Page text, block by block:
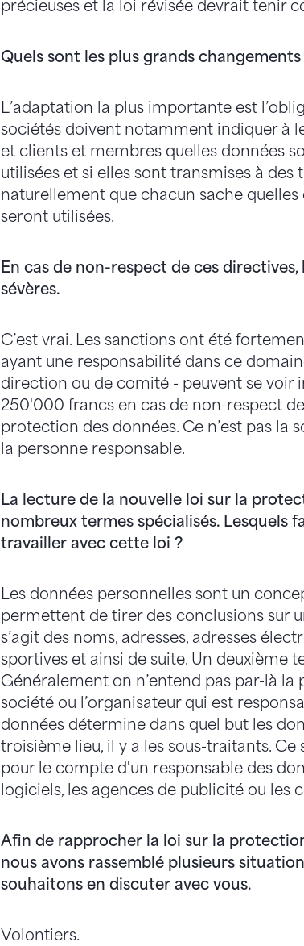
précieuses et la loi révisée devrait tenir
Quels sont les plus grands
L’adaptation la plus importante est
sociétés doivent notamment indiquer à
et clients et membres quelles données
utilisées et si elles sont transmises à des
naturellement que chacun sache
seront utilisées.
En cas de non-respect de ces
sévères.
C’est vrai. Les sanctions ont été
ayant une responsabilité dans ce
direction ou de comité - peuvent se voir
250'000 francs en cas de non-respect
protection des données. Ce n’est pas la
la personne responsable.
La lecture de la nouvelle loi sur la
nombreux termes spécialisés.
travailler avec cette loi ?
Les données personnelles sont un
permettent de tirer des conclusions sur
s’agit des noms, adresses, adresses
sportives et ainsi de suite. Un deuxième
Généralement on n’entend pas par-là la
société ou l’organisateur qui est
données détermine dans quel but les
troisième lieu, il y a les sous-traitants.
pour le compte d'un responsable des
logiciels, les agences de publicité ou les
Afin de rapprocher la loi sur la
nous avons rassemblé plusieurs
souhaitons en discuter avec vous.
Volontiers.